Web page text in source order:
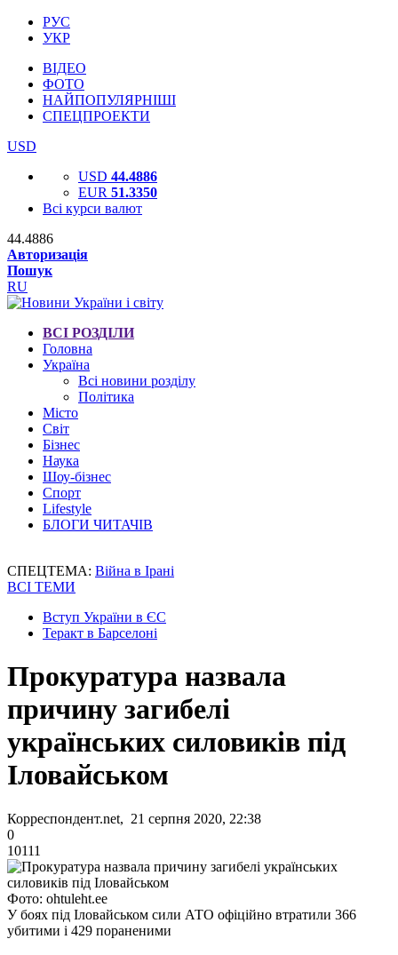
РУС
УКР
ВІДЕО
ФОТО
НАЙПОПУЛЯРНІШІ
СПЕЦПРОЕКТИ
USD
USD 44.4886
EUR 51.3350
Всі курси валют
44.4886
Авторизація
Пошук
RU
ВСІ РОЗДІЛИ
Головна
Україна
Всі новини розділу
Політика
Місто
Світ
Бізнес
Наука
Шоу-бізнес
Спорт
Lifestyle
БЛОГИ ЧИТАЧІВ
СПЕЦТЕМА: Війна в Ірані
ВСІ ТЕМИ
Вступ України в ЄС
Теракт в Барселоні
Прокуратура назвала
причину загибелі
українських силовиків під
Іловайськом
Корреспондент.net, 21 серпня 2020, 22:38
0
10111
Фото: ohtuleht.ee
У боях під Іловайськом сили АТО офіційно втратили 366
убитими і 429 пораненими